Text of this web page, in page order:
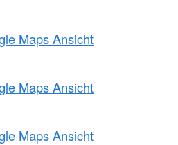
Maps Ansicht
Maps Ansicht
Maps Ansicht